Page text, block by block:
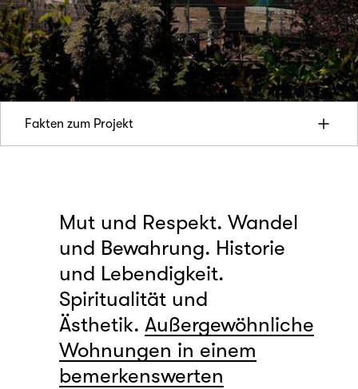
Fakten zum Projekt
Mut und Respekt. Wandel
und Bewahrung. Historie
und Lebendigkeit.
Spiritualität und
Ästhetik. Außergewöhnliche
Wohnungen in einem
bemerkenswerten